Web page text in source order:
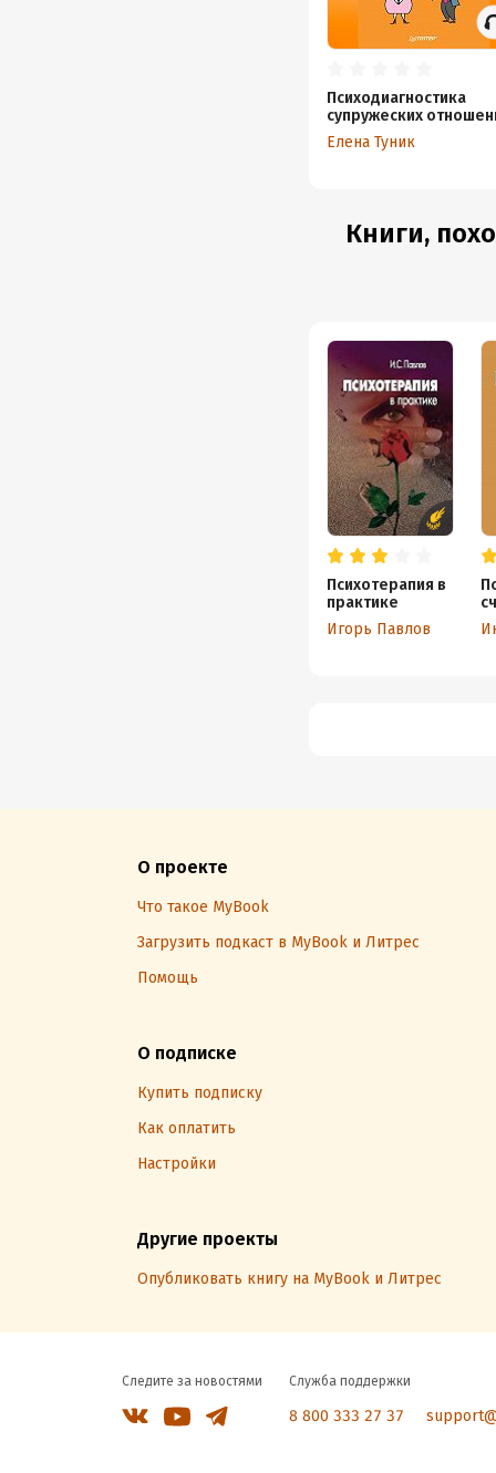
Психодиагностика
супружеских
Елена Туник
Книги,
Психотерапия в
практике
Игорь Павлов
О проекте
Что такое MyBook
Загрузить подкаст в MyBook и Литрес
Помощь
О подписке
Купить подписку
Как оплатить
Настройки
Другие проекты
Опубликовать книгу на MyBook и Литрес
Следите за новостями Служба поддержки
8 800 333 27 37